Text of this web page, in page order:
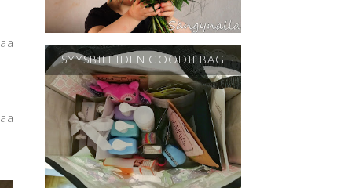
SYYSBILEIDEN GOODIEBAG